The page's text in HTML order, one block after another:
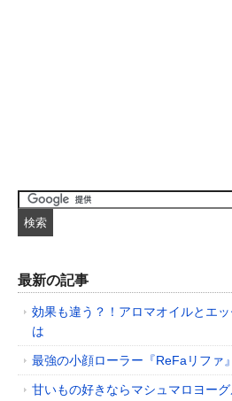
最新の記事
効果も違う？！アロマオイルとエ
は
最強の小顔ローラー『ReFaリファ
甘いもの好きならマシュマロヨー